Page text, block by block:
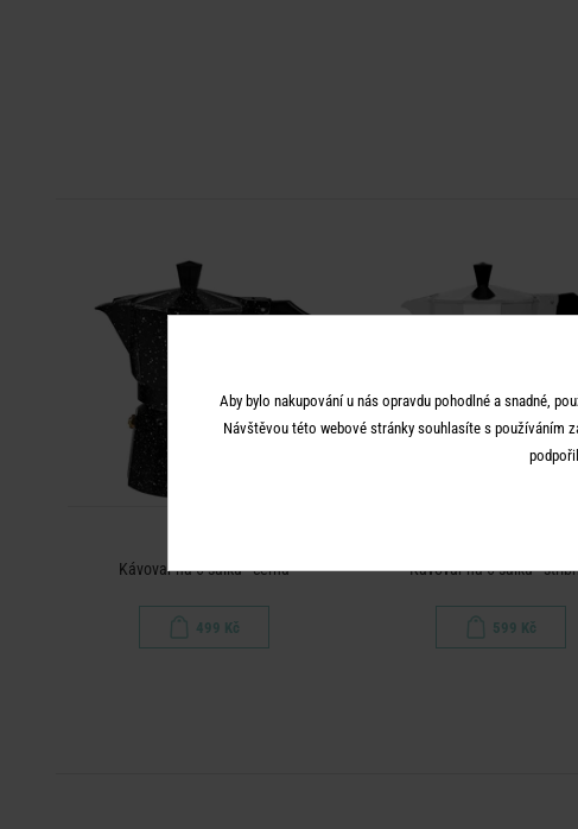
Kávovar na 6 šálků - černá
499 Kč
Kávovar na 6 šálků -
599 Kč
Aby bylo nakupování u nás opravdu pohodlné a snadné,
Návštěvou této webové stránky souhlasíte s používáním